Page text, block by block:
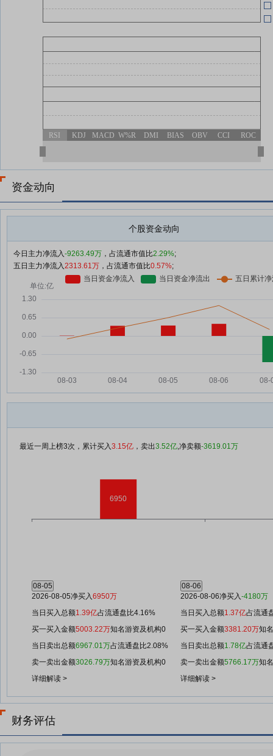
RSI KDJ MACD W%R DMI BIAS OBV CCI ROC
资金动向
个股资金动向
今日主力净流入-9263.49万 ，占流通市值比2.29%;
五日主力净流入2313.61万 ，占流通市值比0.57%;
最近一周上榜3次，累计买入3.15亿 ，卖出3.52亿,净卖额-3619.01万
08-05
2026-08-05净买入6950万
当日买入总额1.39亿占流通盘比4.16%
买一买入金额5003.22万知名游资及机构0
当日卖出总额6967.01万占流通盘比2.08%
卖一卖出金额3026.79万知名游资及机构0
详细解读 >
08-06
2026-08-06净买入-4180万
当日买入总额1.37亿占流通
买一买入金额3381.20万知
当日卖出总额1.78亿占流通
卖一卖出金额5766.17万知
详细解读 >
财务评估